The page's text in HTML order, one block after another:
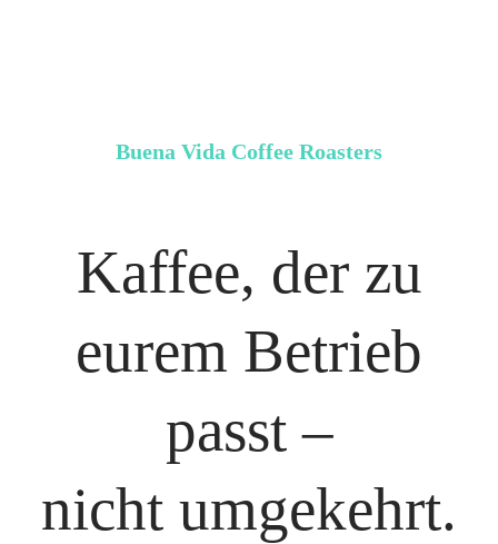
Buena Vida Coffee Roasters
Kaffee, der zu
eurem Betrieb
passt –
nicht umgekehrt.